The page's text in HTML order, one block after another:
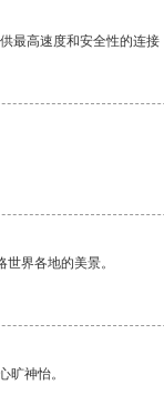
最高速度和安全性的连接
界各地的美景。
旷神怡。